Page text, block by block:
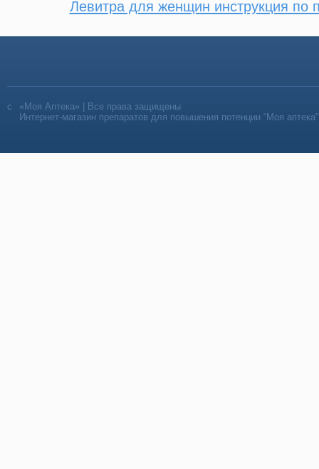
Левитра для женщин инструкция по
«Моя Аптека» | Все права защищены
Интернет-магазин препаратов для повышения потенции “Моя